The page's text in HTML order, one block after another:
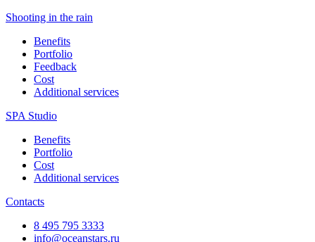
Shooting in the rain
Benefits
Portfolio
Feedback
Cost
Additional services
SPA Studio
Benefits
Portfolio
Cost
Additional services
Contacts
8 495 795 3333
info@oceanstars.ru